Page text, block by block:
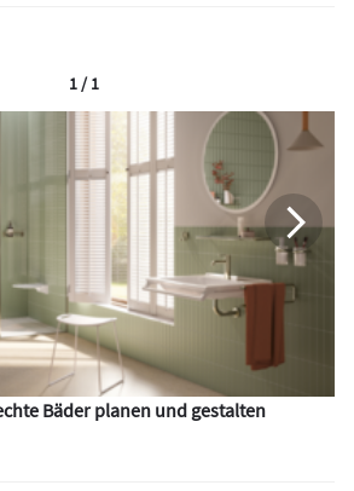
Bäder planen und gestalten
1 / 1